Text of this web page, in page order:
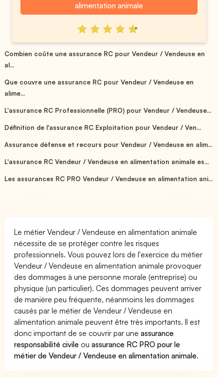
alimentation animale
Combien coûte une assurance RC pour Vendeur / Vendeuse en
al...
Que couvre une assurance RC pour Vendeur / Vendeuse en
alime...
L'assurance RC Professionnelle (PRO) pour Vendeur / Vendeuse...
Définition de l'assurance RC Exploitation pour Vendeur / Ven...
Assurance défense et recours pour Vendeur / Vendeuse en alim...
L'assurance RC Vendeur / Vendeuse en alimentation animale es...
Les assurances RC PRO Vendeur / Vendeuse en alimentation ani...
Le métier Vendeur / Vendeuse en alimentation animale
nécessite de se protéger contre les risques
professionnels. Vous pouvez lors de l'exercice du métier
Vendeur / Vendeuse en alimentation animale provoquer
des dommages à une personne morale (entreprise) ou
physique (un particulier). Ces dommages peuvent arriver
de manière peu fréquente, néanmoins les dommages
causés par le métier de Vendeur / Vendeuse en
alimentation animale peuvent être très importants. Il est
donc important de se couvrir par uneassurance
responsabilité civile ouassurance RC PRO pour le
métier de Vendeur / Vendeuse en alimentation animale.